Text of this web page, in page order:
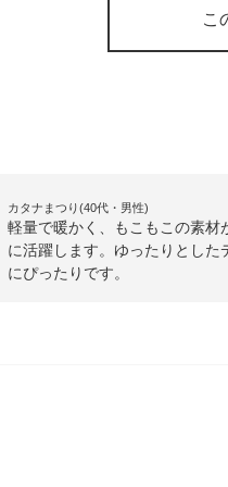
こ
カタナまつり(40代・男性)
軽量で暖かく、もこもこの素
に活躍します。ゆったりとし
にぴったりです。